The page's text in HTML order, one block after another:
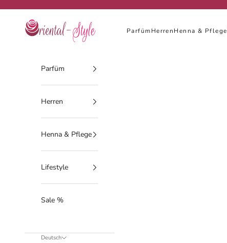
Oriental-Style
ParfümHerrenHenna & Pflege
Parfüm
Herren
Henna & Pflege
Lifestyle
Sale %
Deutsch